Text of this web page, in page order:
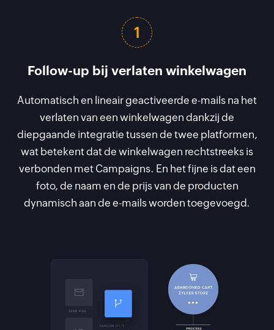
1
Follow-up bij verlaten winkelwagen
Automatisch en lineair geactiveerde e-mails na het
verlaten van een winkelwagen dankzij de
diepgaande integratie tussen de twee platformen,
wat betekent dat de winkelwagen rechtstreeks is
verbonden met Campaigns. En het fijne is dat een
foto, de naam en de prijs van de producten
dynamisch aan de e-mails worden toegevoegd.